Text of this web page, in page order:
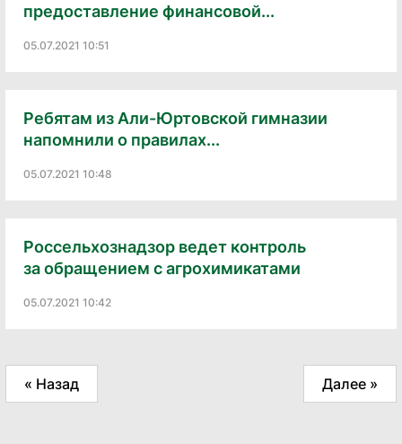
предоставление финансовой...
05.07.2021 10:51
Ребятам из Али-Юртовской гимназии
напомнили о правилах...
05.07.2021 10:48
Россельхознадзор ведет контроль
за обращением с агрохимикатами
05.07.2021 10:42
« Назад Далее »